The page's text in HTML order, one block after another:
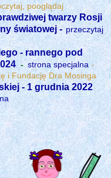
pooglądaj
twarzy Rosji
światowej - przeczytaj
- rannego pod
- strona specjalna -
i Fundację Dra Mosinga
- 1 grudnia 2022